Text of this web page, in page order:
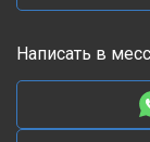
Написать в